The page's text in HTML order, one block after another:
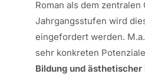
Roman als dem
Jahrgangsstufen wird
eingefordert werden.
sehr konkreten
Bildung und